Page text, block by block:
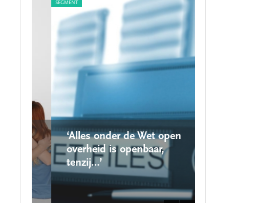
SEGMENT
‘Alles onder de Wet open
overheid is openbaar,
tenzij…’